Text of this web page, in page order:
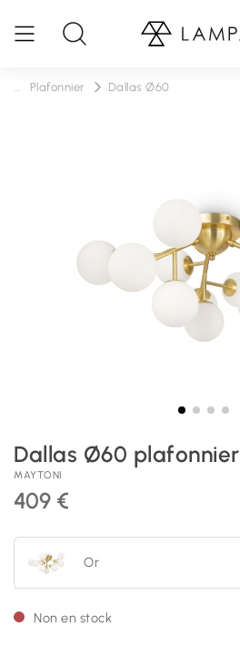
Plafonnier Dallas Ø60
Dallas Ø60 plafonnier
MAYTONI
409 €
Or
Non en stock